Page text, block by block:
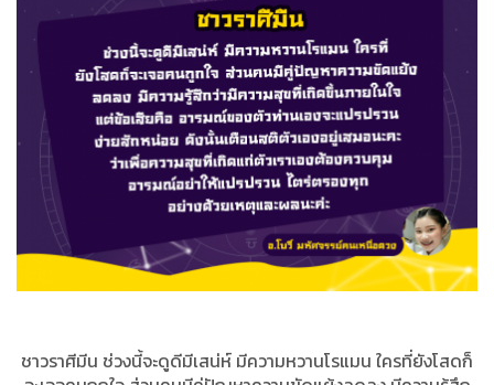
ชาวราศีมีน ช่วงนี้จะดูดีมีเสน่ห์ มีความหวานโรแมน ใครที่ยังโสดก็